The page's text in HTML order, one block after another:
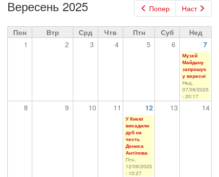
Попер Наст
Вересень 2025
Пон Втр Срд Чтв Птн Суб
Нед
1
2 3 4 5 6 7
Музей
Майдану
запрошує
у вересні
Нед,
07/09/2025
- 20:17
8 9 10 11 12 13 14
У Києві
висадили
дуб на
честь
Дениса
Антіпова
Птн,
12/09/2025
- 10:27